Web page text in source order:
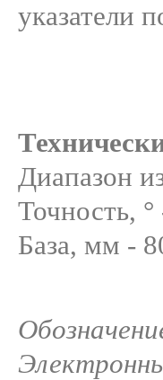
указатели
Диапазон
Точность,
База, мм -